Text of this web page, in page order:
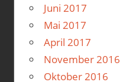
Juni 2017
Mai 2017
April 2017
November 2016
Oktober 2016